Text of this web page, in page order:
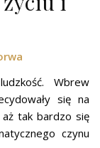
Wbrew
się na
tak bardzo się
czynu